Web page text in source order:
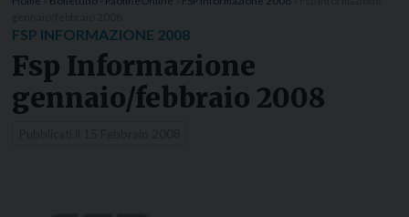
Dove siamo
Notizie
Risorse
FSP INFORMAZIONE 2008
Fsp Informazione
gennaio/febbraio 2008